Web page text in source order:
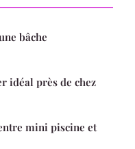
bâche
idéal près de chez
mini piscine et